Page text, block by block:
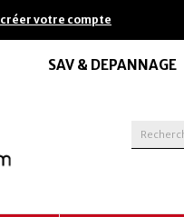
créer votre compte
SAV & DÉPANNAGE